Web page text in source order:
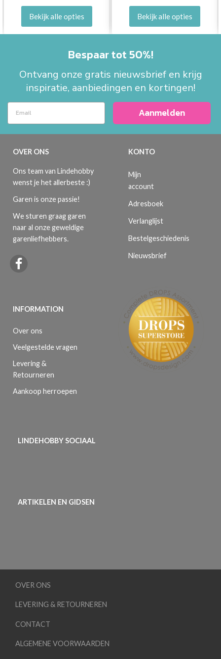
Bekijk alle opties Bekijk alle opties
Bespaar tot 50%!
Ontvang onze gratis nieuwsbrief en krijg
inspiratie, aanbiedingen en kortingen!
Aanmelden
OVER ONS
Ons team van Lindehobby
wenst je het allerbeste :)
Garen is onze passie!
We sturen graag garen
naar al onze geweldige
garenliefhebbers.
INFORMATION
Over ons
Veelgestelde vragen
Levering &
Retourneren
Aankoop herroepen
KONTO
Mijn
account
Adresboek
Verlanglijst
Bestelgeschiedenis
Nieuwsbrief
LINDEHOBBY SOCIAAL
ARTIKELEN EN GIDSEN
OVER ONS
LEVERING & RETOURNEREN
CONTACT
ALGEMENE VOORWAARDEN